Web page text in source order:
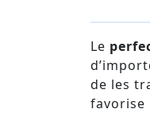
Le
de les
favorise